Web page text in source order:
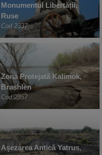
Monumentul Libertății,
Ruse
Cod 2337
Zona Protejată Kalimok,
Brashlen
Cod 2357
Așezarea Antică Yatrus,